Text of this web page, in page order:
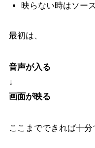
映らない時はソー
最初は、
音声が入る
↓
画面が映る
ここまでできれば十分